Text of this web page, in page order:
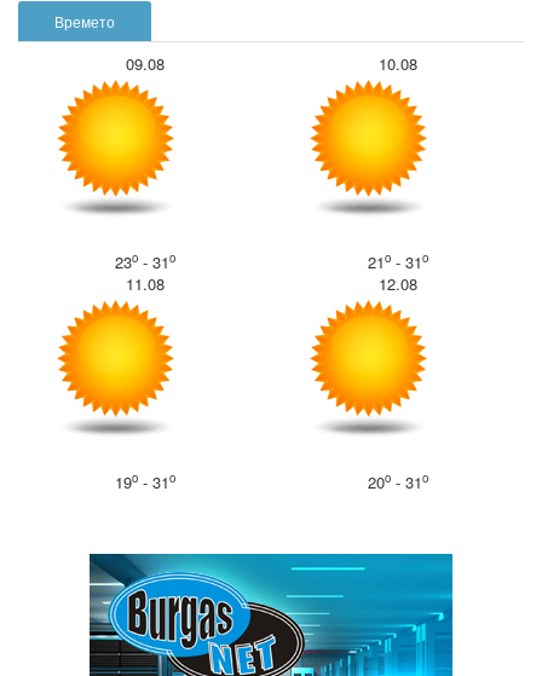
Времето
09.08
23o- 31o
10.08
21o- 31o
11.08
19o- 31o
12.08
20o- 31o